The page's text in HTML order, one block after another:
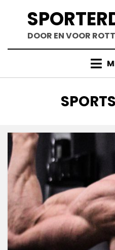
DOOR EN VOOR
TAG
: